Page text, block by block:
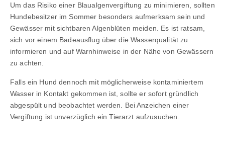
Um das Risiko einer Blaualgenvergiftung zu minimieren, sollten
Hundebesitzer im Sommer besonders aufmerksam sein und
Gewässer mit sichtbaren Algenblüten meiden. Es ist ratsam,
sich vor einem Badeausflug über die Wasserqualität zu
informieren und auf Warnhinweise in der Nähe von Gewässern
zu achten.
Falls ein Hund dennoch mit möglicherweise kontaminiertem
Wasser in Kontakt gekommen ist, sollte er sofort gründlich
abgespült und beobachtet werden. Bei Anzeichen einer
Vergiftung ist unverzüglich ein Tierarzt aufzusuchen.